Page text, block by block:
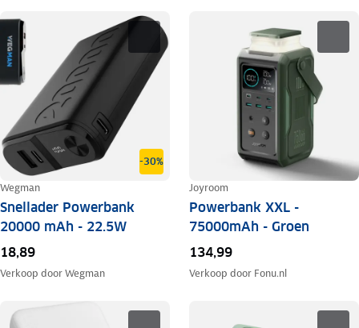
-30%
Wegman
Snellader Powerbank
20000 mAh - 22.5W
18,89
Verkoop doorWegman
Joyroom
Powerbank XXL -
75000mAh - Groen
134,99
Verkoop door Fonu.nl